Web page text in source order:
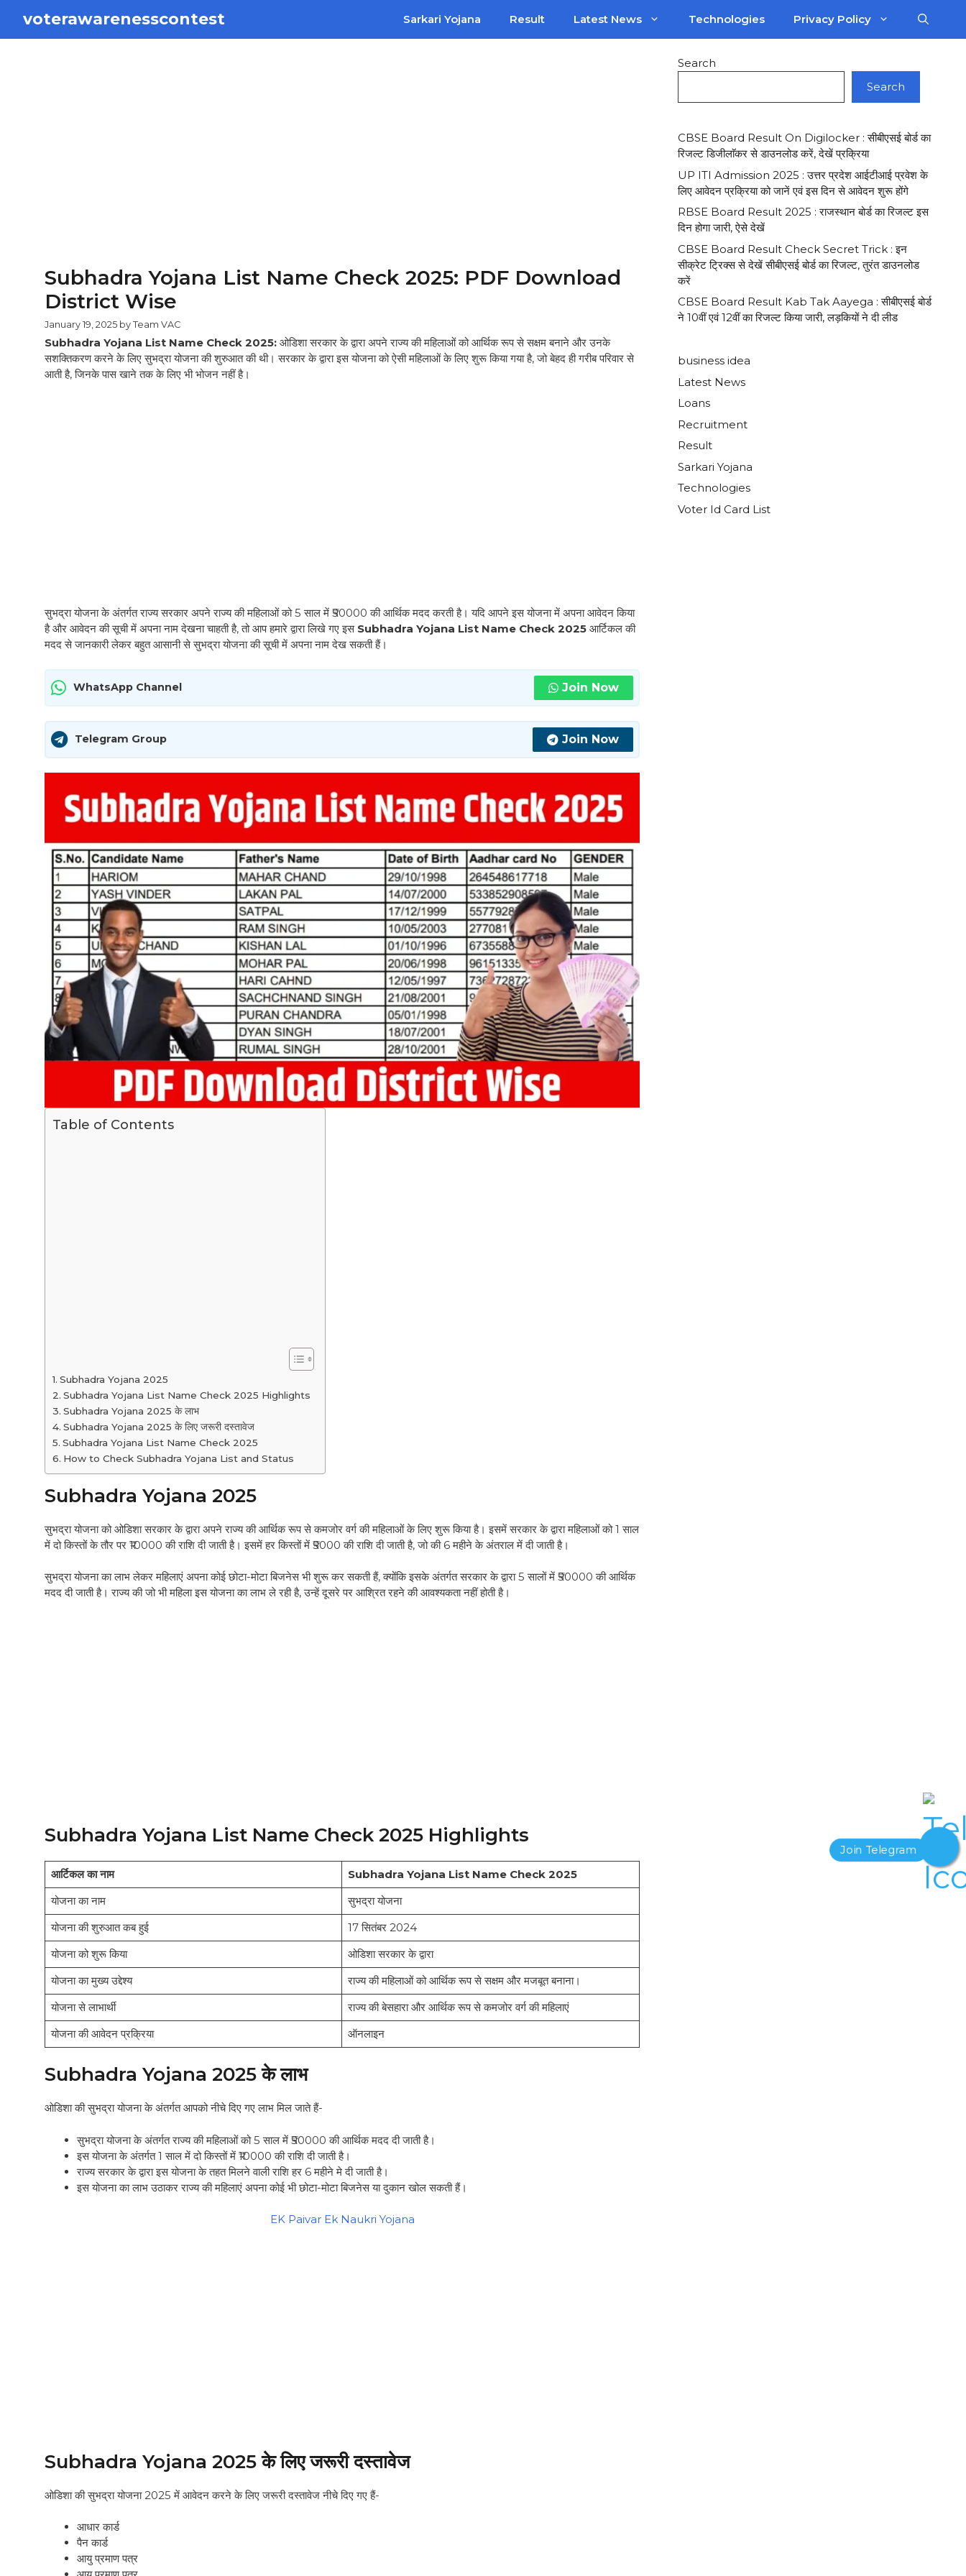
content
voterawarenesscontest Sarkari Yojana Result Latest News Technologies Privacy Policy
Subhadra Yojana List Name Check 2025: PDF Download
District Wise
January 19, 2025 by Team VAC
Subhadra Yojana List Name Check 2025: ओडिशा सरकार के द्वारा अपने राज्य की महिलाओं को आर्थिक रूप से सक्षम बनाने और उनके
सशक्तिकरण करने के लिए सुभद्रा योजना की शुरुआत की थी। सरकार के द्वारा इस योजना को ऐसी महिलाओं के लिए शुरू किया गया है, जो बेहद ही गरीब परिवार से
आती है, जिनके पास खाने तक के लिए भी भोजन नहीं है।
सुभद्रा योजना के अंतर्गत राज्य सरकार अपने राज्य की महिलाओं को 5 साल में ₹50000 की आर्थिक मदद करती है। यदि आपने इस योजना में अपना आवेदन किया
है और आवेदन की सूची में अपना नाम देखना चाहती है, तो आप हमारे द्वारा लिखे गए इस Subhadra Yojana List Name Check 2025 आर्टिकल की
मदद से जानकारी लेकर बहुत आसानी से सुभद्रा योजना की सूची में अपना नाम देख सकती हैं।
WhatsApp Channel Join Now
Telegram Group Join Now
Table of Contents
Subhadra Yojana 2025
Subhadra Yojana List Name Check 2025 Highlights
Subhadra Yojana 2025 के लाभ
Subhadra Yojana 2025 के लिए जरूरी दस्तावेज
Subhadra Yojana List Name Check 2025
How to Check Subhadra Yojana List and Status
Subhadra Yojana 2025
सुभद्रा योजना को ओडिशा सरकार के द्वारा अपने राज्य की आर्थिक रूप से कमजोर वर्ग की महिलाओं के लिए शुरू किया है। इसमें सरकार के द्वारा महिलाओं को 1 साल
में दो किस्तों के तौर पर ₹10000 की राशि दी जाती है। इसमें हर किस्तों में ₹5000 की राशि दी जाती है, जो की 6 महीने के अंतराल में दी जाती है।
सुभद्रा योजना का लाभ लेकर महिलाएं अपना कोई छोटा-मोटा बिजनेस भी शुरू कर सकती हैं, क्योंकि इसके अंतर्गत सरकार के द्वारा 5 सालों में ₹50000 की आर्थिक
मदद दी जाती है। राज्य की जो भी महिला इस योजना का लाभ ले रही है, उन्हें दूसरे पर आश्रित रहने की आवश्यकता नहीं होती है।
Subhadra Yojana List Name Check 2025 Highlights
आर्टिकल का नाम
Subhadra Yojana List Name Check 2025
योजना का नाम
सुभद्रा योजना
योजना की शुरुआत कब हुई
17 सितंबर 2024
योजना को शुरू किया
ओडिशा सरकार के द्वारा
योजना का मुख्य उद्देश्य
राज्य की महिलाओं को आर्थिक रूप से सक्षम और मजबूत बनाना।
योजना से लाभार्थी
राज्य की बेसहारा और आर्थिक रूप से कमजोर वर्ग की महिलाएं
योजना की आवेदन प्रक्रिया
ऑनलाइन
Subhadra Yojana 2025 के लाभ
ओडिशा की सुभद्रा योजना के अंतर्गत आपको नीचे दिए गए लाभ मिल जाते हैं-
सुभद्रा योजना के अंतर्गत राज्य की महिलाओं को 5 साल में ₹50000 की आर्थिक मदद दी जाती है।
इस योजना के अंतर्गत 1 साल में दो किस्तों में ₹10000 की राशि दी जाती है।
राज्य सरकार के द्वारा इस योजना के तहत मिलने वाली राशि हर 6 महीने मे दी जाती है।
इस योजना का लाभ उठाकर राज्य की महिलाएं अपना कोई भी छोटा-मोटा बिजनेस या दुकान खोल सकती हैं।
EK Paivar Ek Naukri Yojana
Subhadra Yojana 2025 के लिए जरूरी दस्तावेज
ओडिशा की सुभद्रा योजना 2025 में आवेदन करने के लिए जरूरी दस्तावेज नीचे दिए गए हैं-
आधार कार्ड
पैन कार्ड
आयु प्रमाण पत्र
Search
Search
CBSE Board Result On Digilocker : सीबीएसई बोर्ड का
रिजल्ट डिजीलाॅकर से डाउनलोड करें, देखें प्रक्रिया
UP ITI Admission 2025 : उत्तर प्रदेश आईटीआई प्रवेश के
लिए आवेदन प्रक्रिया को जानें एवं इस दिन से आवेदन शुरू होंगे
RBSE Board Result 2025 : राजस्थान बोर्ड का रिजल्ट इस
दिन होगा जारी, ऐसे देखें
CBSE Board Result Check Secret Trick : इन
सीक्रेट ट्रिक्स से देखें सीबीएसई बोर्ड का रिजल्ट, तुरंत डाउनलोड
करें
CBSE Board Result Kab Tak Aayega : सीबीएसई बोर्ड
ने 10वीं एवं 12वीं का रिजल्ट किया जारी, लड़कियों ने दी लीड
business idea
Latest News
Loans
Recruitment
Result
Sarkari Yojana
Technologies
Voter Id Card List